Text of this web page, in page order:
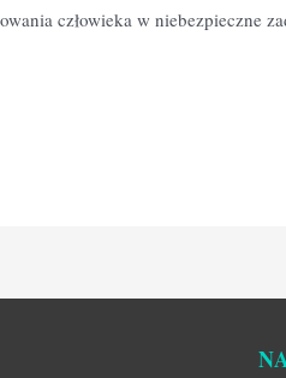
człowieka w niebezpieczne